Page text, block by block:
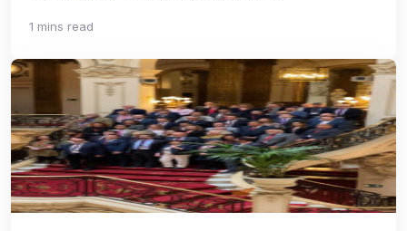
1 mins read